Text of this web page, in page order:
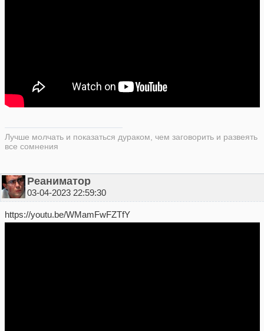
Лучше молчать и показаться дураком, чем заговорить и развеять
все сомнения
Реаниматор
03-04-2023 22:59:30
https://youtu.be/WMamFwFZTfY